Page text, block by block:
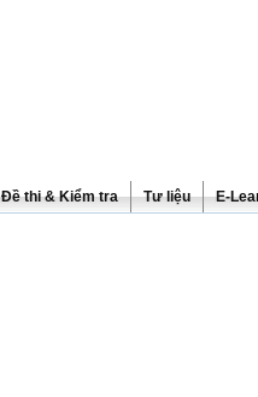
Đề thi & Kiểm tra Tư liệu E-